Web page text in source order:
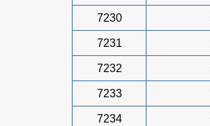
7230
7231
7232
7233
7234